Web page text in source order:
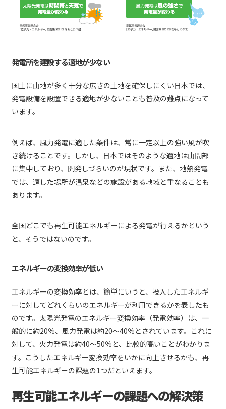
発電所を建設する適地が少ない
国土に山地が多く十分な広さの土地を確保しにくい日本では、
発電設備を設置できる適地が少ないことも普及の難点になって
います。
例えば、風力発電に適した条件は、常に一定以上の強い風が吹
き続けることです。しかし、日本ではそのような適地は山間部
に集中しており、開発しづらいのが現状です。また、地熱発電
では、適した場所が温泉などの施設がある地域と重なることも
あります。
全国どこでも再生可能エネルギーによる発電が行えるかという
と、そうではないのです。
エネルギーの変換効率が低い
エネルギーの変換効率とは、簡単にいうと、投入したエネルギ
ーに対してどれくらいのエネルギーが利用できるかを表したも
のです。太陽光発電のエネルギー変換効率（発電効率）は、一
般的に約20％、風力発電は約20〜40％とされています。これに
対して、火力発電は約40〜50％と、比較的高いことがわかりま
す。こうしたエネルギー変換効率をいかに向上させるかも、再
生可能エネルギーの課題の1つだといえます。
再生可能エネルギーの課題への解決策